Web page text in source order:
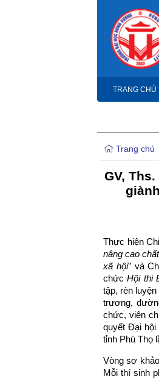
TRANG CHỦ
Trang chủ
GV,
Thực hiện
nâng cao
xã hội” và
chứcHội thi
tập, rèn
trương,
chức, viên
quyết Đại
tỉnh Phú Thọ
Vòng sơ
Mỗi thí sinh